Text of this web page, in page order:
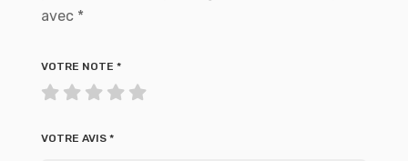
avec *
VOTRE NOTE *
VOTRE AVIS *